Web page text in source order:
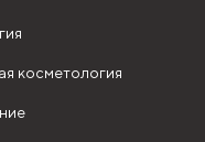
косметология